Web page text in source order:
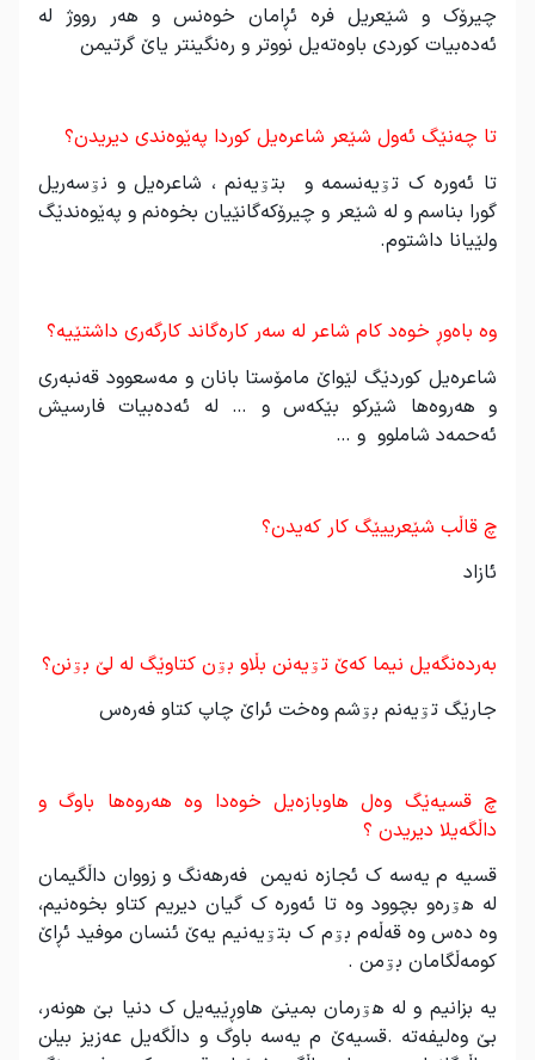
چیرۆک و شێعریل فرە ئڕامان خوەنس و هەر رووژ لە
ئەدەبیات کوردی باوەتەیل نووتر و رەنگینتر یاێ گرتیمن
تا چەنێگ ئەول شێعر شاعرەیل کوردا پەێوەندی دیریدن؟
تا ئەورە ک تۊیەنسمە و بتۊیەنم ، شاعرەیل و نۊسەریل
گورا بناسم و لە شێعر و چیرۆکەگانێیان بخوەنم و پەێوەندێگ
ولێیانا داشتوم.
وە باەوڕ خوەد کام شاعر لە سەر کارەگاند کارگەری داشتێیە؟
شاعرەیل کوردێگ لێواێ مامۆستا بانان و مەسعوود قەنبەری
و هەروەها شێرکو بێکەس و … لە ئەدەبیات فارسیش
ئەحمەد شاملوو و …
چ قاڵب شێعرییێگ کار کەیدن؟
ئازاد
بەردەنگەیل نیما کەێ تۊیەنن بڵاو بۊن کتاوێگ لە لێ بۊنن؟
جارێگ تۊیەنم بۊشم وەخت ئراێ چاپ کتاو فەرەس
چ قسیەێگ وەل هاوبازەیل خوەدا وە هەروەها باوگ و
داڵگەیلا دیریدن ؟
قسیه م یەسە ک ئجازە نەیمن فەرهەنگ و زووان داڵگیمان
لە هۊرەو بچوود وە تا ئەورە ک گیان دیریم کتاو بخوەنیم،
وە دەس وە قەڵەم بۊم ک بتۊیەنیم یەێ ئنسان موفید ئڕاێ
کومەڵگامان بۊمن .
یە بزانیم و لە هۊرمان بمینێ هاوڕێیەیل ک دنیا بێ هونەر،
بێ وەلیفەتە .قسیەێ م یەسە باوگ و داڵگەیل عەزیز بیلن